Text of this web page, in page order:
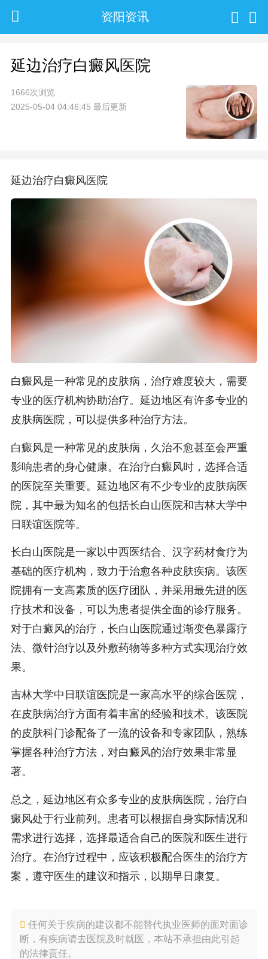
资阳资讯
延边治疗白癜风医院
1666次浏览
2025-05-04 04:46:45 最后更新
延边治疗白癜风医院
白癜风是一种常见的皮肤病，治疗难度较大，需要
专业的医疗机构协助治疗。延边地区有许多专业的
皮肤病医院，可以提供多种治疗方法。
白癜风是一种常见的皮肤病，久治不愈甚至会严重
影响患者的身心健康。在治疗白癜风时，选择合适
的医院至关重要。延边地区有不少专业的皮肤病医
院，其中最为知名的包括长白山医院和吉林大学中
日联谊医院等。
长白山医院是一家以中西医结合、汉字药材食疗为
基础的医疗机构，致力于治愈各种皮肤疾病。该医
院拥有一支高素质的医疗团队，并采用最先进的医
疗技术和设备，可以为患者提供全面的诊疗服务。
对于白癜风的治疗，长白山医院通过渐变色暴露疗
法、微针治疗以及外敷药物等多种方式实现治疗效
果。
吉林大学中日联谊医院是一家高水平的综合医院，
在皮肤病治疗方面有着丰富的经验和技术。该医院
的皮肤科门诊配备了一流的设备和专家团队，熟练
掌握各种治疗方法，对白癜风的治疗效果非常显
著。
总之，延边地区有众多专业的皮肤病医院，治疗白
癜风处于行业前列。患者可以根据自身实际情况和
需求进行选择，选择最适合自己的医院和医生进行
治疗。在治疗过程中，应该积极配合医生的治疗方
案，遵守医生的建议和指示，以期早日康复。
任何关于疾病的建议都不能替代执业医师的面对面诊
断，有疾病请去医院及时就医，本站不承担由此引起
的法律责任。